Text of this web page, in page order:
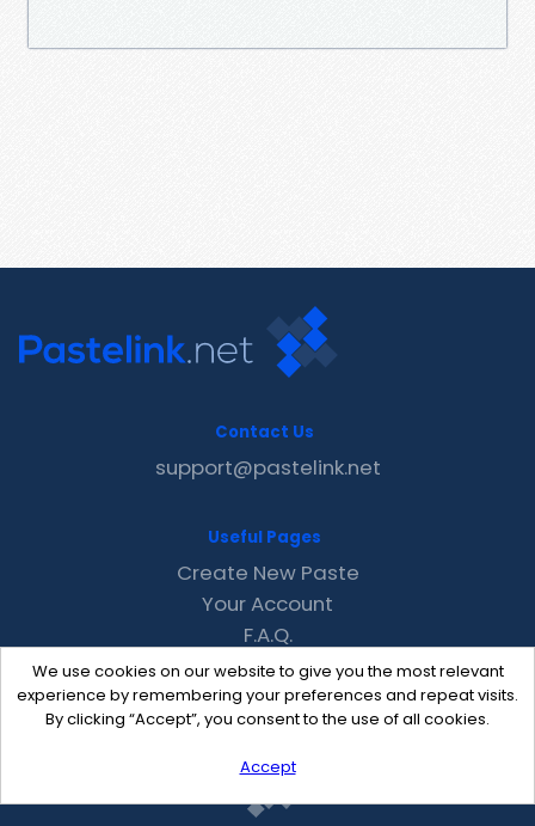
We use cookies on our website to give you the most relevant
experience by remembering your preferences and repeat visits.
By clicking “Accept”, you consent to the use of all cookies.
Accept
Contact Us
support@pastelink.net
Useful Pages
Create New Paste
Your Account
F.A.Q.
Recent
Contact